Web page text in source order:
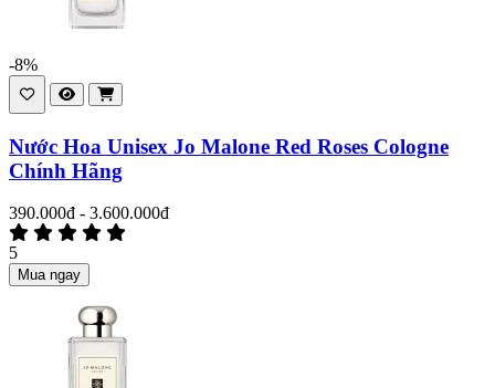
-8%
Nước Hoa Unisex Jo Malone Red Roses Cologne
Chính Hãng
390.000đ - 3.600.000đ
5
Mua ngay